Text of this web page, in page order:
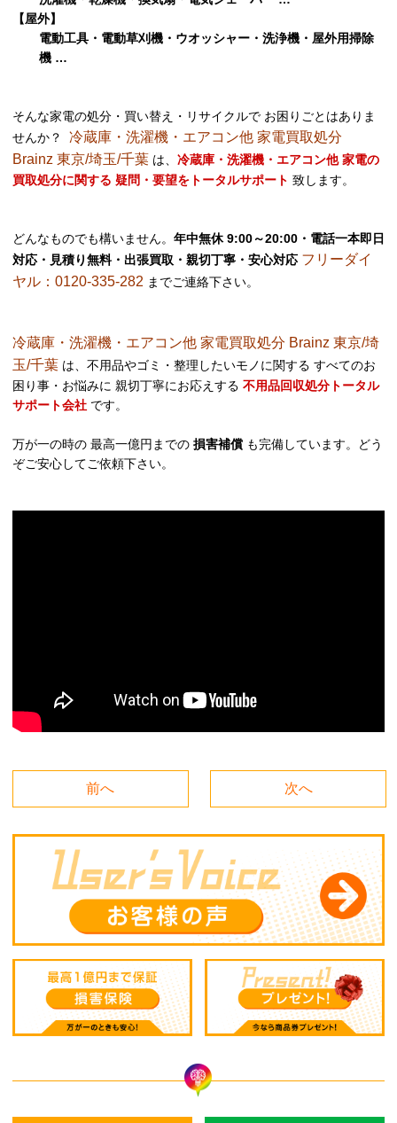
【屋外】
電動工具・電動草刈機・ウオッシャー・洗浄機・屋外用掃除
機 …
そんな家電の処分・買い替え・リサイクルで お困りごとはありま
せんか？ 冷蔵庫・洗濯機・エアコン他 家電買取処分
Brainz 東京/埼玉/千葉 は、 冷蔵庫・洗濯機・エアコン他 家電の
買取処分に関する 疑問・要望をトータルサポート 致します。
どんなものでも構いません。 年中無休 9:00～20:00・電話一本即日
対応・見積り無料・出張買取・親切丁寧・安心対応 フリーダイ
ヤル：0120-335-282 までご連絡下さい。
冷蔵庫・洗濯機・エアコン他 家電買取処分 Brainz 東京/埼
玉/千葉 は、不用品やゴミ・整理したいモノに関する すべてのお
困り事・お悩みに 親切丁寧にお応えする 不用品回収処分トータル
サポート会社 です。
万が一の時の 最高一億円までの 損害補償 も完備しています。どう
ぞご安心してご依頼下さい。
前へ 次へ